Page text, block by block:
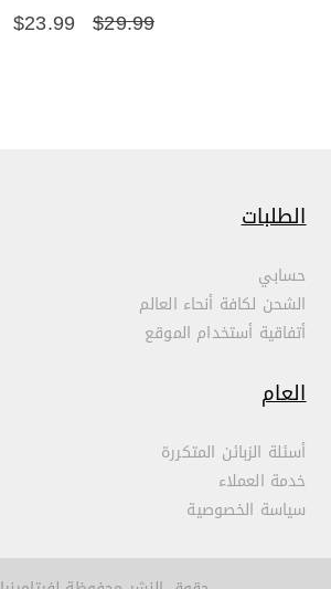
$29.99
$23.99
الطلبات
حسابي
الشحن لكافة أنحاء العالم
أتفاقية أستخدام الموقع
العام
أسئلة الزبائن المتكررة
خدمة العملاء
سياسة الخصوصية